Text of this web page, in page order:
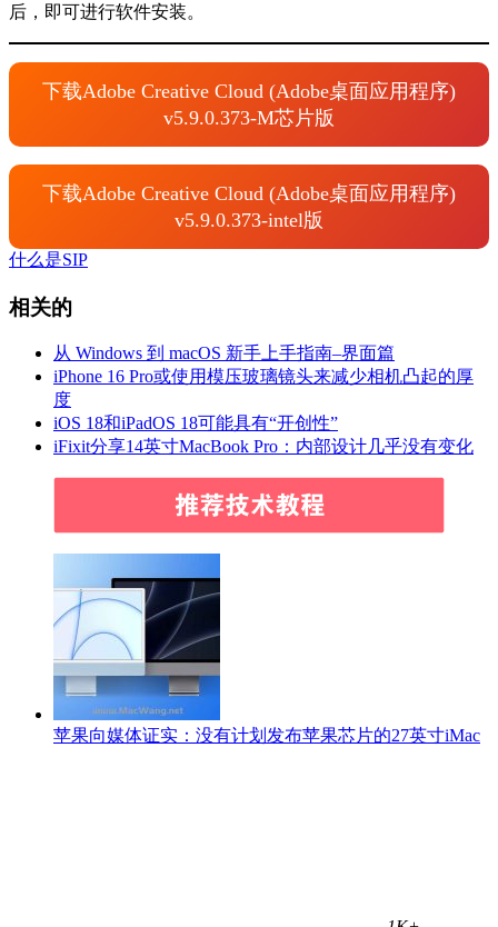
后，即可进行软件安装。
下载Adobe Creative Cloud (Adobe桌面应用程序)
v5.9.0.373-M芯片版
下载Adobe Creative Cloud (Adobe桌面应用程序)
v5.9.0.373-intel版
什么是SIP
相关的
从 Windows 到 macOS 新手上手指南–界面篇
iPhone 16 Pro或使用模压玻璃镜头来减少相机凸起的厚
度
iOS 18和iPadOS 18可能具有“开创性”
iFixit分享14英寸MacBook Pro：内部设计几乎没有变化
苹果向媒体证实：没有计划发布苹果芯片的27英寸iMac